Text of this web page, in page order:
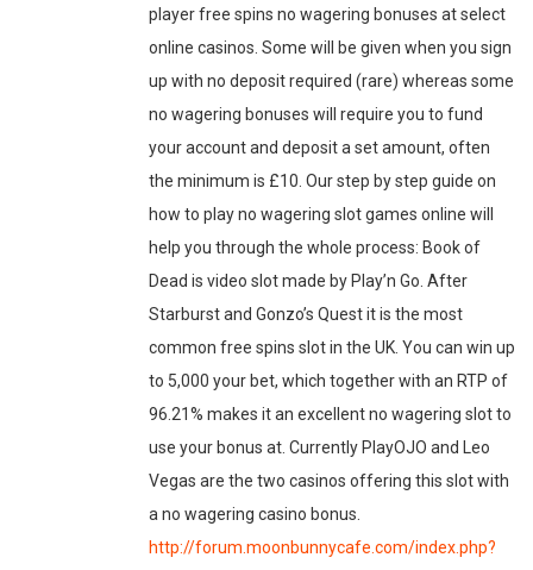
player free spins no wagering bonuses at select
online casinos. Some will be given when you sign
up with no deposit required (rare) whereas some
no wagering bonuses will require you to fund
your account and deposit a set amount, often
the minimum is £10. Our step by step guide on
how to play no wagering slot games online will
help you through the whole process: Book of
Dead is video slot made by Play’n Go. After
Starburst and Gonzo’s Quest it is the most
common free spins slot in the UK. You can win up
to 5,000 your bet, which together with an RTP of
96.21% makes it an excellent no wagering slot to
use your bonus at. Currently PlayOJO and Leo
Vegas are the two casinos offering this slot with
a no wagering casino bonus.
http://forum.moonbunnycafe.com/index.php?